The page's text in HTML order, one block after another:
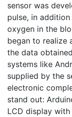
sensor was
pulse, in
oxygen in the
began to realize
the data
systems like
supplied by the
electronic
stand out:
LCD display